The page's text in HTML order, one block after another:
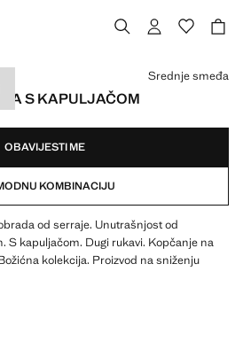
S KAPULJAČOM
€ ]
Srednje smeđa
OBAVIJESTI ME
KOMBINACIJU
od serraje. Unutrašnjost od
S kapuljačom. Dugi rukavi. Kopčanje na
kolekcija. Proizvod na sniženju